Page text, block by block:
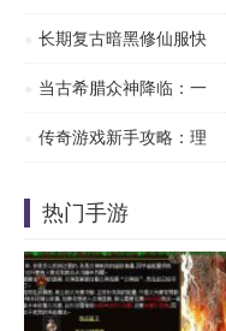
长期复古暗黑修仙服快
当古希腊众神降临：一
传奇游戏新手攻略：理
热门手游